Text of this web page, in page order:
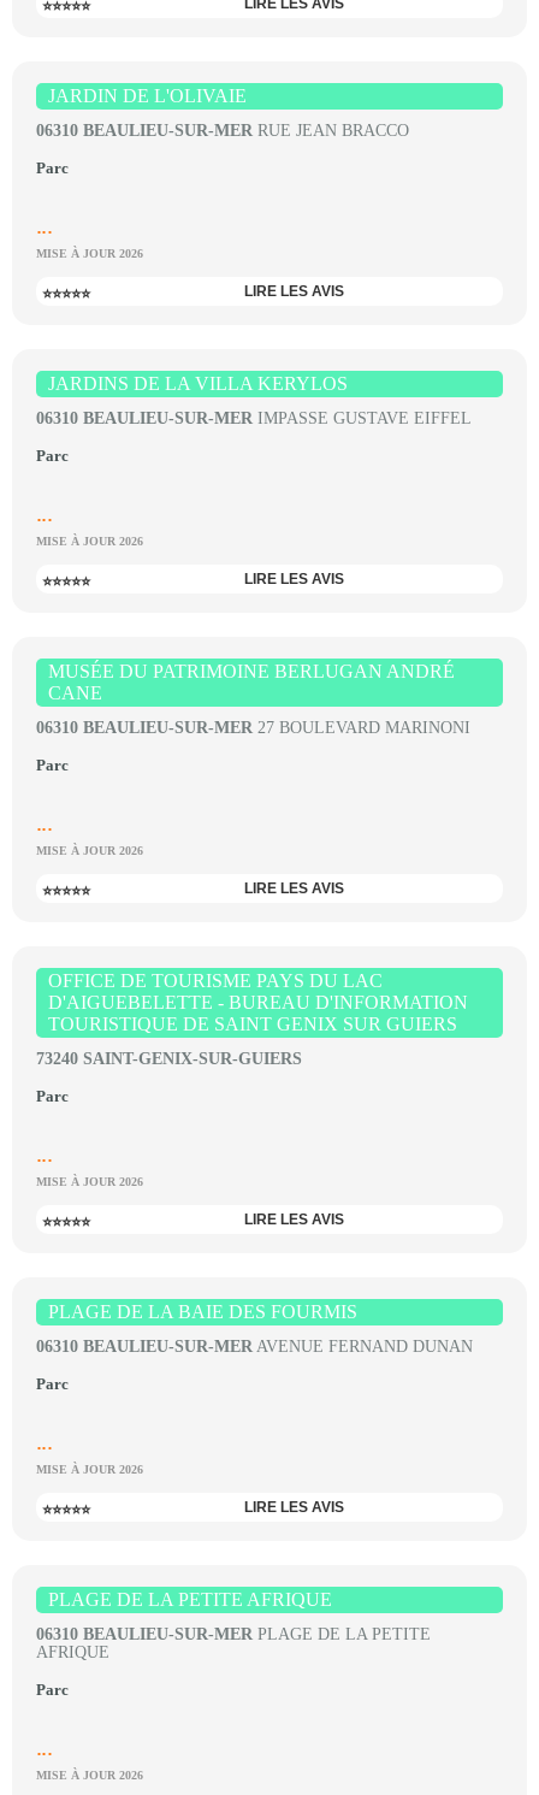
⭐⭐⭐⭐⭐ LIRE LES AVIS
JARDIN DE L'OLIVAIE
06310 BEAULIEU-SUR-MER RUE JEAN BRACCO
Parc
...
MISE À JOUR 2026
⭐⭐⭐⭐⭐ LIRE LES AVIS
JARDINS DE LA VILLA KERYLOS
06310 BEAULIEU-SUR-MER IMPASSE GUSTAVE EIFFEL
Parc
...
MISE À JOUR 2026
⭐⭐⭐⭐⭐ LIRE LES AVIS
MUSÉE DU PATRIMOINE BERLUGAN ANDRÉ
CANE
06310 BEAULIEU-SUR-MER 27 BOULEVARD MARINONI
Parc
...
MISE À JOUR 2026
⭐⭐⭐⭐⭐ LIRE LES AVIS
OFFICE DE TOURISME PAYS DU LAC
D'AIGUEBELETTE - BUREAU D'INFORMATION
TOURISTIQUE DE SAINT GENIX SUR GUIERS
73240 SAINT-GENIX-SUR-GUIERS
Parc
...
MISE À JOUR 2026
⭐⭐⭐⭐⭐ LIRE LES AVIS
PLAGE DE LA BAIE DES FOURMIS
06310 BEAULIEU-SUR-MER AVENUE FERNAND DUNAN
Parc
...
MISE À JOUR 2026
⭐⭐⭐⭐⭐ LIRE LES AVIS
PLAGE DE LA PETITE AFRIQUE
06310 BEAULIEU-SUR-MER PLAGE DE LA PETITE
AFRIQUE
Parc
...
MISE À JOUR 2026